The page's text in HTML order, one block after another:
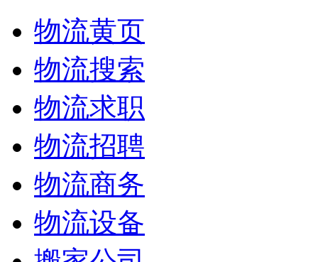
物流黄页
物流搜索
物流求职
物流招聘
物流商务
物流设备